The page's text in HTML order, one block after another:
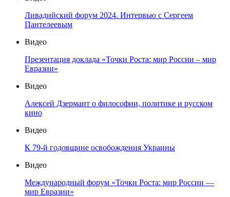
Ливадийский форум 2024. Интервью с Сергеем
Пантелеевым
Видео
Презентация доклада «Точки Роста: мир России – мир
Евразии»
Видео
Алексей Дзермант о философии, политике и русском
кино
Видео
К 79-й годовщине освобождения Украины
Видео
Международный форум «Точки Роста: мир России —
мир Евразии»